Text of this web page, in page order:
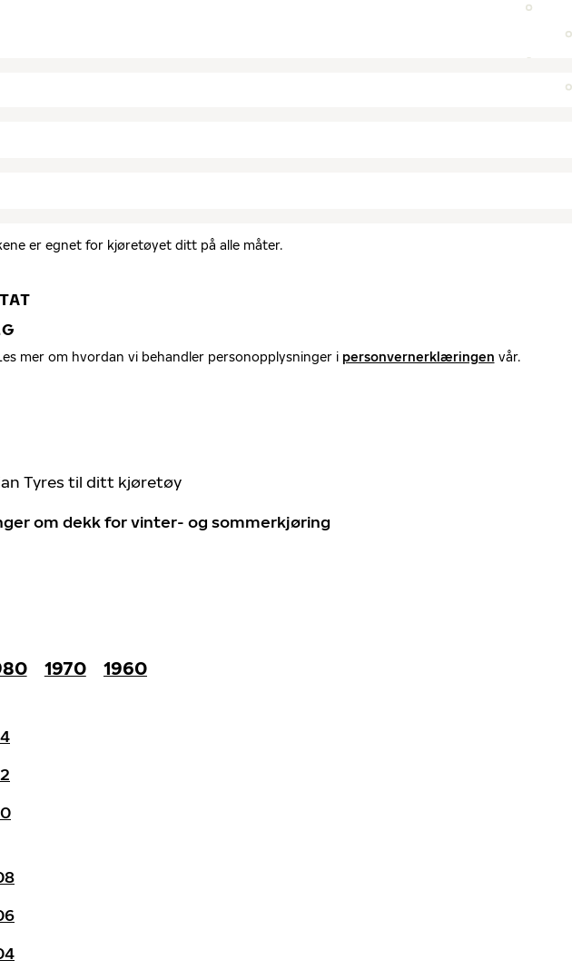
er egnet for kjøretøyet ditt på alle måter.
mer om hvordan vi behandler personopplysninger i personvernerklæringen vår.
Tyres til ditt kjøretøy
om dekk for vinter- og sommerkjøring
1970
1960